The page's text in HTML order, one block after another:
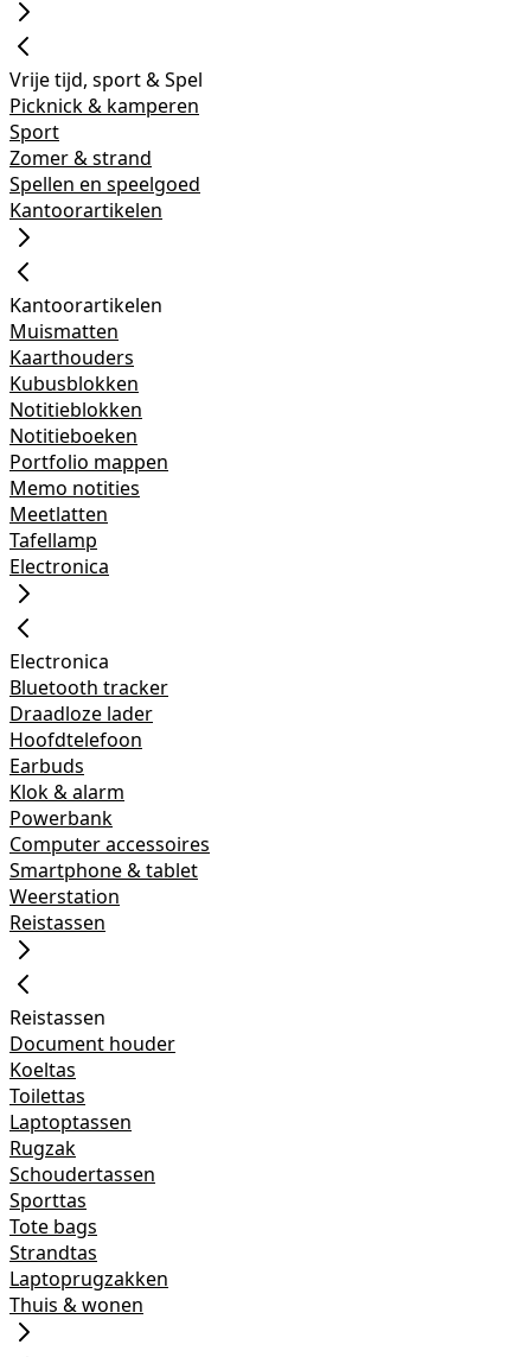
Vrije tijd, sport & Spel
Picknick & kamperen
Sport
Zomer & strand
Spellen en speelgoed
Kantoorartikelen
Kantoorartikelen
Muismatten
Kaarthouders
Kubusblokken
Notitieblokken
Notitieboeken
Portfolio mappen
Memo notities
Meetlatten
Tafellamp
Electronica
Electronica
Bluetooth tracker
Draadloze lader
Hoofdtelefoon
Earbuds
Klok & alarm
Powerbank
Computer accessoires
Smartphone & tablet
Weerstation
Reistassen
Reistassen
Document houder
Koeltas
Toilettas
Laptoptassen
Rugzak
Schoudertassen
Sporttas
Tote bags
Strandtas
Laptoprugzakken
Thuis & wonen